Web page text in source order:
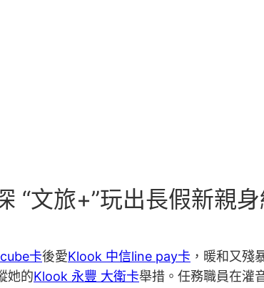
“文旅+”玩出長假新親
卡後愛Klook 中信line pay卡 ，暖和又殘
她的Klook 永豐 大衛卡舉措。任務職員在灌